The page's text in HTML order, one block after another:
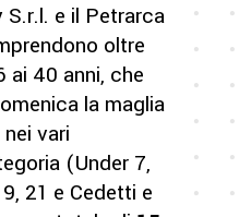
e il Petrarca
oltre
ai 40 anni, che
la maglia
vari
(Under 7,
21 e Cedetti e